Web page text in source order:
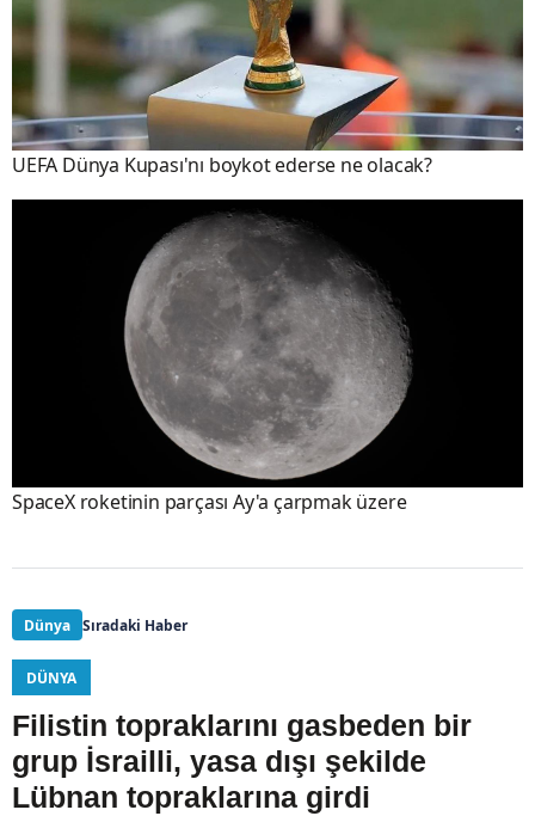
UEFA Dünya Kupası'nı boykot ederse ne olacak?
SpaceX roketinin parçası Ay'a çarpmak üzere
Dünya Sıradaki Haber
DÜNYA
Filistin topraklarını gasbeden bir
grup İsrailli, yasa dışı şekilde
Lübnan topraklarına girdi